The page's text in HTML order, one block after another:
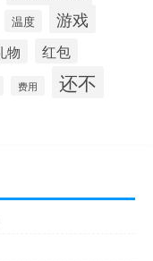
温度 游戏
物 红包
费用 还不